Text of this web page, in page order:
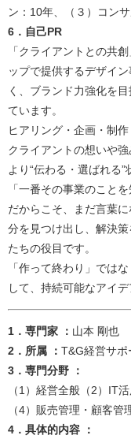
ン：10年、（３）コン
6．自己PR
「クライアントとの共
ップで提供するデザイ
く、ブランド力強化を
ています。
ヒアリング・企画・制
クライアントの想いや
より“伝わる・選ばれる”
「一番その事業のこと
だからこそ、まだ言葉
分を見つけ出し、解決
たちの役目です。
「作って終わり」では
して、持続可能なアイ
1．専門家 ： 山本 剛也​
2．所属 ： T&G経営サポ
3．専門分野 ：
（1）経営全般（2）IT
（4）販売管理・顧客管
4．具体的内容 ：